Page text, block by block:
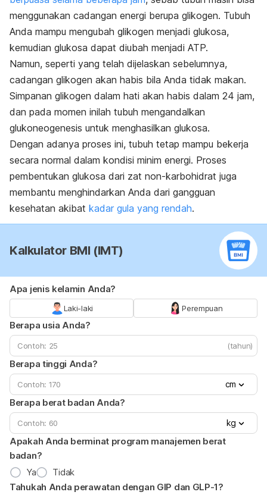
menggunakan cadangan energi berupa glikogen. Tubuh
Anda mampu mengubah glikogen menjadi glukosa,
kemudian glukosa dapat diubah menjadi ATP.
Namun, seperti yang telah dijelaskan sebelumnya,
cadangan glikogen akan habis bila Anda tidak makan.
Simpanan glikogen dalam hati akan habis dalam 24 jam,
dan pada momen inilah tubuh mengandalkan
glukoneogenesis untuk menghasilkan glukosa.
Dengan adanya proses ini, tubuh tetap mampu bekerja
secara normal dalam kondisi minim energi. Proses
pembentukan glukosa dari zat non-karbohidrat juga
membantu menghindarkan Anda dari gangguan
kesehatan akibat kadar gula yang rendah.
Kalkulator BMI (IMT)
Apa jenis kelamin Anda?
Laki-laki Perempuan
Berapa usia Anda?
(tahun)
Berapa tinggi Anda?
cm
Berapa berat badan Anda?
kg
Apakah Anda berminat program manajemen berat
badan?
Ya
Tidak
Tahukah Anda perawatan dengan GIP dan GLP-1?